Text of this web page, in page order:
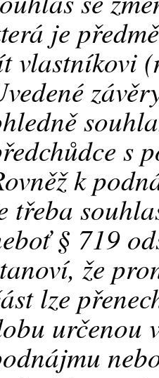
je
vlastníkovi
s
k
třeba
§ 719
že
lze
určenou